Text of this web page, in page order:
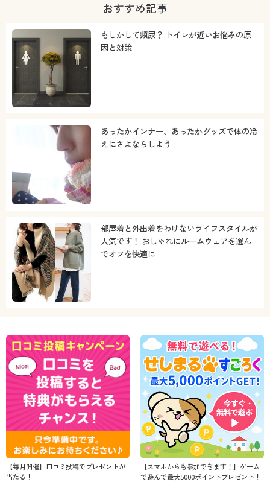
おすすめ記事
もしかして頻尿？ トイレが近いお悩みの原
因と対策
あったかインナー、あったかグッズで体の冷
えにさよならしよう
部屋着と外出着をわけないライフスタイルが
人気です！ おしゃれにルームウェアを選ん
でオフを快適に
【毎月開催】口コミ投稿でプレゼントが
当たる！
【スマホからも参加できます！】ゲーム
で遊んで最大5000ポイントプレゼント！